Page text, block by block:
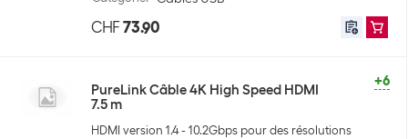
CHF 73.90
+6
PureLink Câble 4K High Speed HDMI
7.5 m
HDMI version 1.4 - 10.2Gbps pour des résolutions